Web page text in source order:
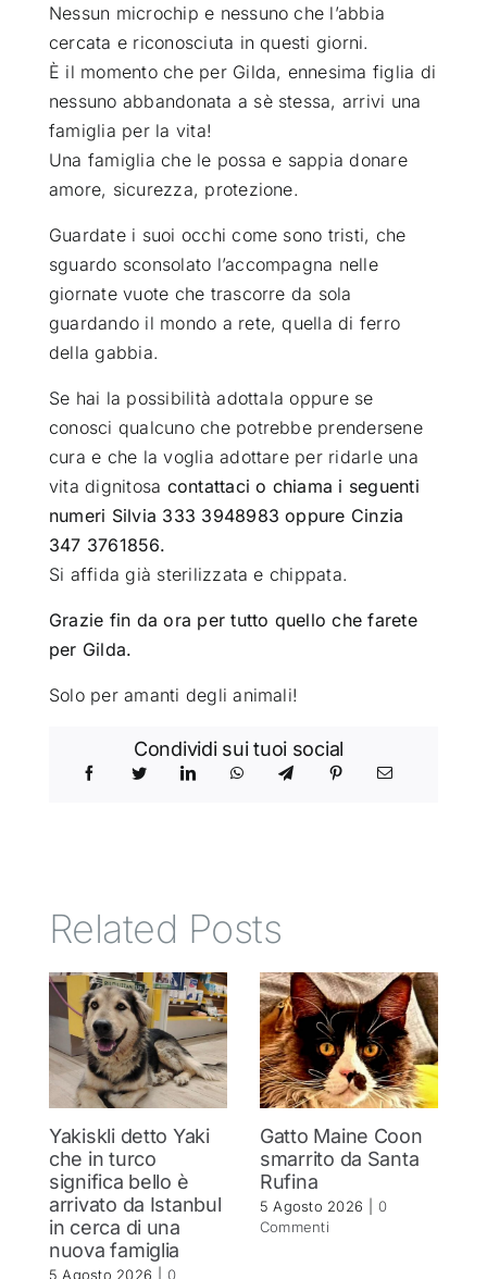
Nessun microchip e nessuno che l’abbia
cercata e riconosciuta in questi giorni.
È il momento che per Gilda, ennesima figlia di
nessuno abbandonata a sè stessa, arrivi una
famiglia per la vita!
Una famiglia che le possa e sappia donare
amore, sicurezza, protezione.
Guardate i suoi occhi come sono tristi, che
sguardo sconsolato l’accompagna nelle
giornate vuote che trascorre da sola
guardando il mondo a rete, quella di ferro
della gabbia.
Se hai la possibilità adottala oppure se
conosci qualcuno che potrebbe prendersene
cura e che la voglia adottare per ridarle una
vita dignitosa contattaci o chiama i seguenti
numeri Silvia 333 3948983 oppure Cinzia
347 3761856.
Si affida già sterilizzata e chippata.
Grazie fin da ora per tutto quello che farete
per Gilda.
Solo per amanti degli animali!
Condividi sui tuoi social
Related Posts
Yakiskli detto Yaki
che in turco
significa bello è
arrivato da Istanbul
in cerca di una
nuova famiglia
5 Agosto 2026 0
Gatto Maine Coon
smarrito da Santa
Rufina
5 Agosto 2026
0
Commenti